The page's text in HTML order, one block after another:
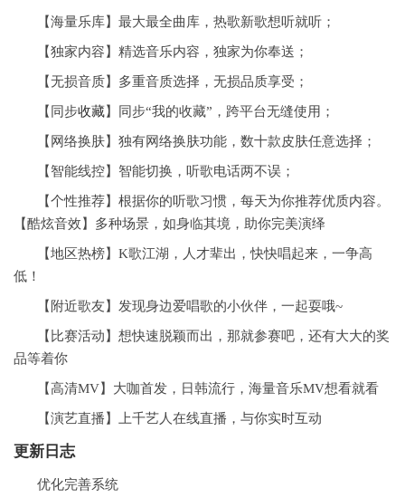
【海量乐库】最大最全曲库，热歌新歌想听就听；
【独家内容】精选音乐内容，独家为你奉送；
【无损音质】多重音质选择，无损品质享受；
【同步收藏】同步“我的收藏”，跨平台无缝使用；
【网络换肤】独有网络换肤功能，数十款皮肤任意选择；
【智能线控】智能切换，听歌电话两不误；
【个性推荐】根据你的听歌习惯，每天为你推荐优质内容。
【酷炫音效】多种场景，如身临其境，助你完美演绎
【地区热榜】K歌江湖，人才辈出，快快唱起来，一争高
低！
【附近歌友】发现身边爱唱歌的小伙伴，一起耍哦~
【比赛活动】想快速脱颖而出，那就参赛吧，还有大大的奖
品等着你
【高清MV】大咖首发，日韩流行，海量音乐MV想看就看
【演艺直播】上千艺人在线直播，与你实时互动
更新日志
优化完善系统